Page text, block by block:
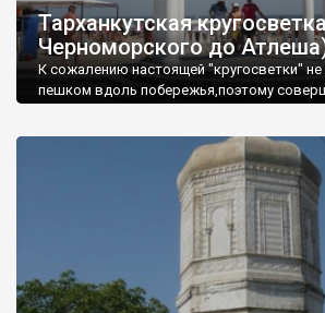
Тарханкутская
Черноморского до
К сожалению настоящей "кругосветки" не
пешком вдоль побережья,поэтому